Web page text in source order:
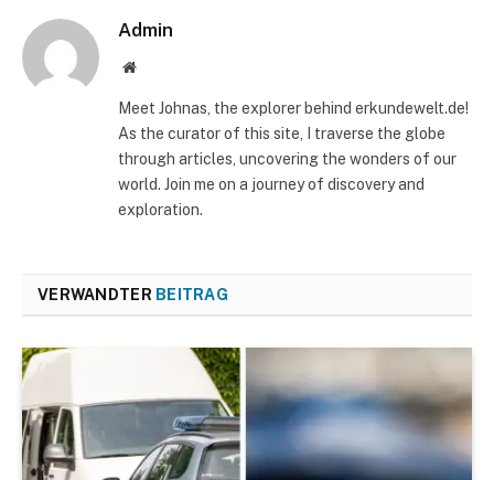
Admin
Website
Meet Johnas, the explorer behind erkundewelt.de!
As the curator of this site, I traverse the globe
through articles, uncovering the wonders of our
world. Join me on a journey of discovery and
exploration.
VERWANDTER BEITRAG